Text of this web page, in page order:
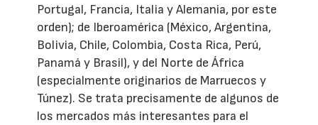
Portugal, Francia, Italia y Alemania, por este
orden); de Iberoamérica (México, Argentina,
Bolivia, Chile, Colombia, Costa Rica, Perú,
Panamá y Brasil), y del Norte de África
(especialmente originarios de Marruecos y
Túnez). Se trata precisamente de algunos de
los mercados más interesantes para el